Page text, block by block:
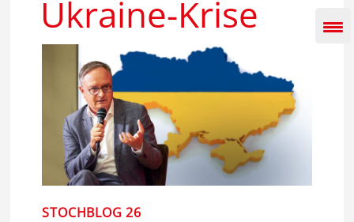
springenUkraine-Krise
STOCHBLOG 26